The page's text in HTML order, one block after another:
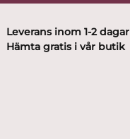
Leverans inom 1-2 dagar
Hämta gratis i vår butik